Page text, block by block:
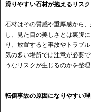
滑りやすい石材が抱えるリス
石材はその質感や重厚感から
し、見た目の美しさとは裏腹
り、放置すると事故やトラブ
気の多い場所では注意が必要
うなリスクが生じるのかを整理
転倒事故の原因になりやすい